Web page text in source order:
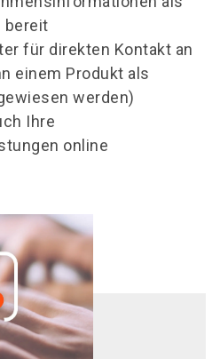
bereit
für direkten Kontakt an
einem Produkt als
werden)
Ihre
online